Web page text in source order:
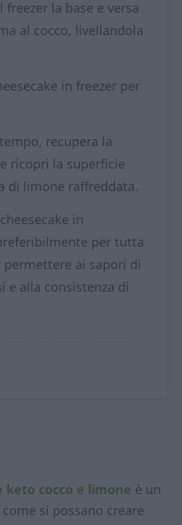
la base e versa
al cocco, livellandola
in freezer per
recupera la
ricopri la superficie
di limone raffreddata.
in
per tutta
permettere ai sapori di
e alla consistenza di
keto cocco e limone è un
si possano creare